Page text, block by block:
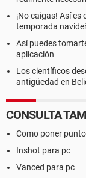
¡No caigas! Así
temporada
Así puedes
aplicación
Los científicos
antigüedad en
CONSULTA
Como poner
Inshot para pc
Vanced para pc